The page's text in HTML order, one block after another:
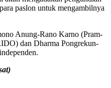
paslon untuk mengambilnya
Anung-Rano Karno (Pram-
dan Dharma Pongrekun-